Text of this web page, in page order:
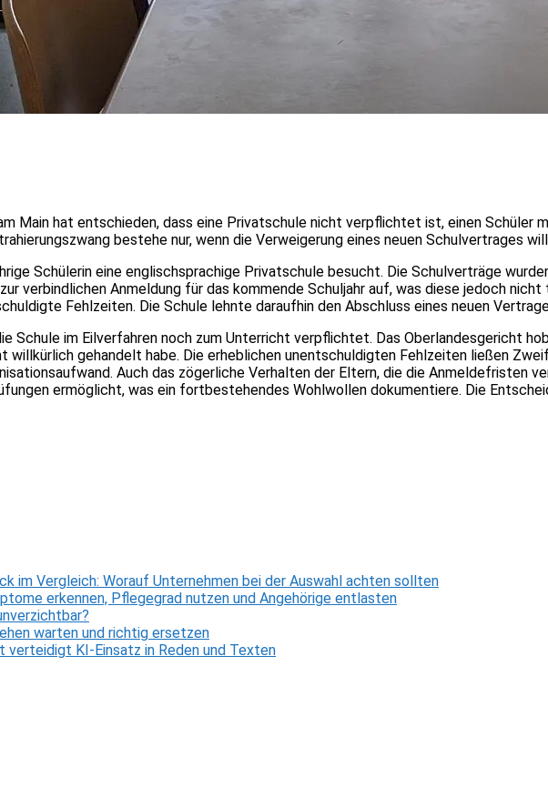
Main hat entschieden, dass eine Privatschule nicht verpflichtet ist, einen Schüler
bestehe nur, wenn die Verweigerung eines neuen Schulvertrages
Schülerin eine englischsprachige Privatschule besucht. Die Schulverträge
verbindlichen Anmeldung für das kommende Schuljahr auf, was diese jedoch
Fehlzeiten. Die Schule lehnte daraufhin den Abschluss eines neuen
Schule im Eilverfahren noch zum Unterricht verpflichtet. Das Oberlandesgericht
willkürlich gehandelt habe. Die erheblichen unentschuldigten Fehlzeiten ließen
Auch das zögerliche Verhalten der Eltern, die die Anmeldefristen
ermöglicht, was ein fortbestehendes Wohlwollen dokumentiere. Die
im Vergleich: Worauf Unternehmen bei der Auswahl achten sollten
erkennen, Pflegegrad nutzen und Angehörige entlasten
warten und richtig ersetzen
verteidigt KI-Einsatz in Reden und Texten